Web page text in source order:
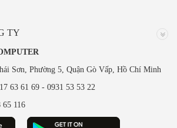
TY
Sơn, Phường 5, Quận Gò Vấp, Hồ Chí Minh
63 61 69 - 0931 53 53 22
65 116